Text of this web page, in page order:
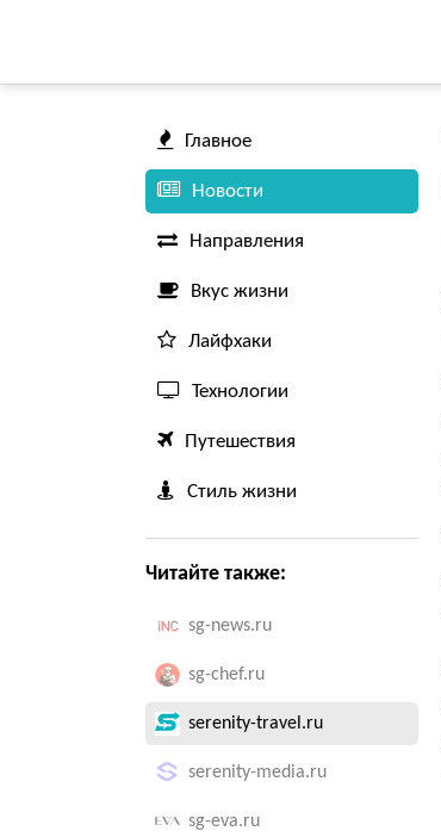
Главное
Новости
Направления
Вкус жизни
Лайфхаки
Технологии
Путешествия
Стиль жизни
Читайте также:
sg-news.ru
sg-chef.ru
serenity-travel.ru
serenity-media.ru
sg-eva.ru